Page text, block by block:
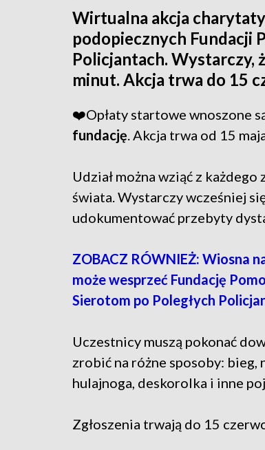
Wirtualna akcja
podopiecznych Fundacji
Policjantach. Wystarczy,
minut. Akcja trwa do 15
❤️Opłaty startowe wnoszone
fundację . Akcja trwa od 15
Udział można wziąć z każdego
świata. Wystarczy wcześniej
udokumentować przebyty
ZOBACZ RÓWNIEŻ: Wiosna
może wesprzeć Fundację
Sierotom po Poległych
Uczestnicy muszą pokonać
zrobić na różne sposoby: bieg,
hulajnoga, deskorolka i inne
Zgłoszenia trwają do 15